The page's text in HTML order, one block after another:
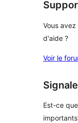
Vous
d'aide ?
Voir le
Est-ce